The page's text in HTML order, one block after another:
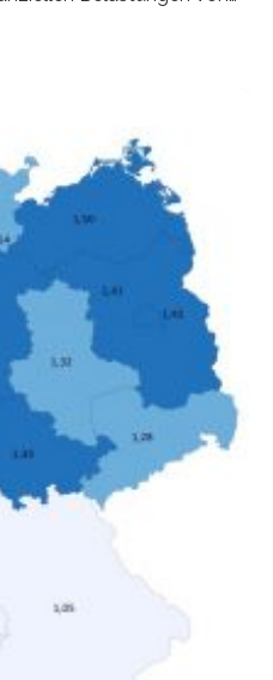
(BiB)
1990 und 2020 für
sowie für in
und Zugewanderte
Während Personen mit
Quintil der Verteilung der
nur einen moderaten
Belastung bei